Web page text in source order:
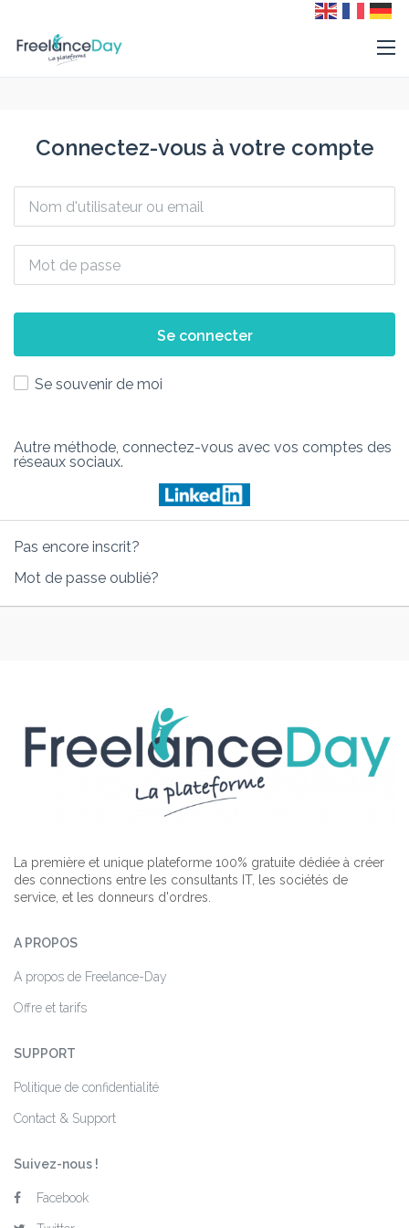
Connectez-vous à votre compte
Se connecter
Se souvenir de moi
Autre méthode, connectez-vous avec vos comptes des
réseaux sociaux.
Pas encore inscrit?
Mot de passe oublié?
La première et unique plateforme 100% gratuite dédiée à créer
des connections entre les consultants IT, les sociétés de
service, et les donneurs d'ordres.
A PROPOS
A propos de Freelance-Day
Offre et tarifs
SUPPORT
Politique de confidentialité
Contact & Support
Suivez-nous !
Facebook